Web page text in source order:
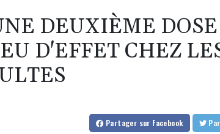
DEUXIÈME
D'EFFET CHEZ
Partager sur Facebook